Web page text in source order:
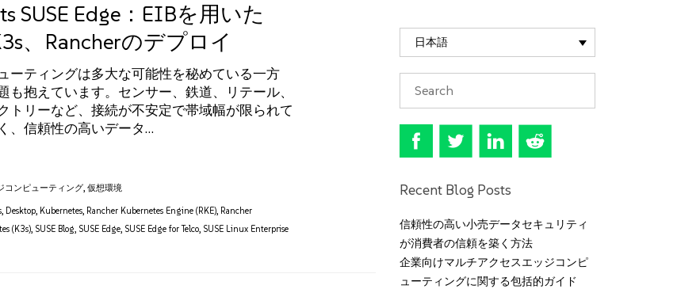
SUSE Edge：EIBを用いた
、Rancherのデプロイ
ーティングは多大な可能性を秘めている一方
も抱えています。センサー、鉄道、リテール、
トリーなど、接続が不安定で帯域幅が限られて
、信頼性の高いデータ…
コンピューティング,仮想環境
, Desktop, Kubernetes, Rancher Kubernetes Engine (RKE), Rancher
(K3s), SUSE Blog, SUSE Edge, SUSE Edge for Telco, SUSE Linux Enterprise
日本語
Recent Blog Posts
信頼性の高い小売データセキュリティ
が消費者の信頼を築く方法
企業向けマルチアクセスエッジコンピ
ューティングに関する包括的ガイド